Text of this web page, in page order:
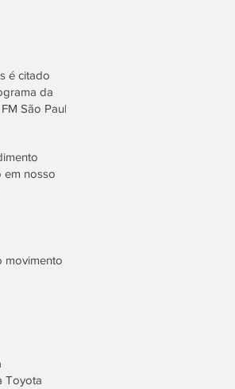
é citado
da
São Paulo
em nosso
movimento
Toyota